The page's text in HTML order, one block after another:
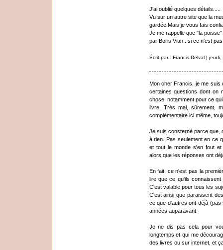
J'ai oublié quelques détails.....
Vu sur un autre site que la
gardée.Mais je vous fais
Je me rappelle que "la
par Boris Vian...si ce n'est
Écrit par : Francis Delval |
Mon cher Francis, je me suis
certaines questions dont on
chose, notamment pour ce
livre. Très mal, sûrement,
complémentaire ici même,
Je suis consterné parce que,
à rien. Pas seulement en ce
et tout le monde s'en fout et
alors que les réponses ont
En fait, ce n'est pas la
lire que ce qu'ils
C'est valable pour tous les
C'est ainsi que paraissent
ce que d'autres ont déjà
années auparavant.
Je ne dis pas cela pour
longtemps et qui me
des livres ou sur internet, et